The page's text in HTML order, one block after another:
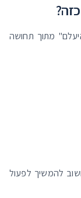
מתוך תחושה
להמשיך לפעול